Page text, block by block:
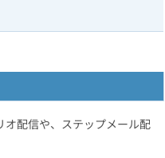
配信や、ステップメール配